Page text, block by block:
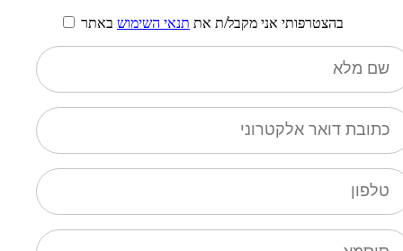
בהצטרפותי אני מקבל/ת את תנאי השימוש באתר